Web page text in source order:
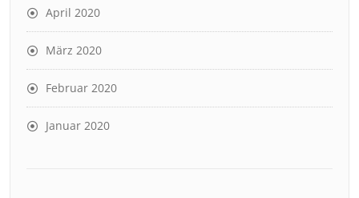
April 2020
März 2020
Februar 2020
Januar 2020